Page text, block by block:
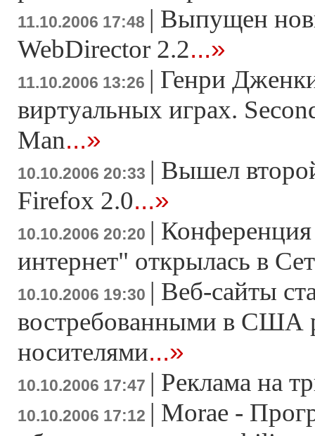
11.10.2006 17:48 | Выпущен
WebDirector 2.2...»
11.10.2006 13:26 | Генри
виртуальных играх.
Man...»
10.10.2006 20:33 | Вышел
Firefox 2.0...»
10.10.2006 20:20 |
интернет" открылась в
10.10.2006 19:30 | Веб-сайты
востребованными в США
носителями...»
10.10.2006 17:47 | Реклама на
10.10.2006 17:12 | Morae -